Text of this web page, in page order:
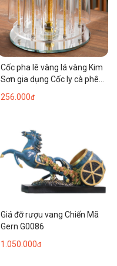
Cốc pha lê vàng lá vàng Kim
Sơn gia dụng Cốc ly cà phê
sữa dung tích lớn cốc thủy
tinh thoát nước xoay ngược
256.000đ
Giá đỡ rượu vang Chiến Mã
Gern G0086
1.050.000đ